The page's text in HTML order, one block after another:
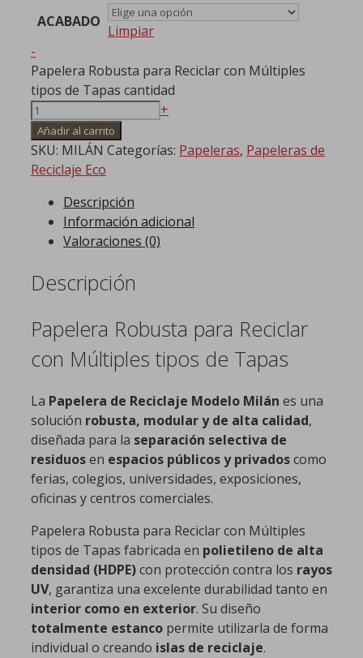
ACABADO
Limpiar
-
Papelera Robusta para Reciclar con Múltiples
tipos de Tapas cantidad
+
Añadir al carrito
SKU: MILÁN Categorías: Papeleras, Papeleras de
Reciclaje Eco
Descripción
Información adicional
Valoraciones (0)
Descripción
Papelera Robusta para Reciclar
con Múltiples tipos de Tapas
La Papelera de Reciclaje Modelo Milán es una
solución robusta, modular y de alta calidad,
diseñada para la separación selectiva de
residuosen espacios públicos y privadoscomo
ferias, colegios, universidades, exposiciones,
oficinas y centros comerciales.
Papelera Robusta para Reciclar con Múltiples
tipos de Tapas fabricada en polietileno de alta
densidad (HDPE)con protección contra los rayos
UV, garantiza una excelente durabilidad tanto en
interior como en exterior. Su diseño
totalmente estanco permite utilizarla de forma
individual o creando islas de reciclaje.